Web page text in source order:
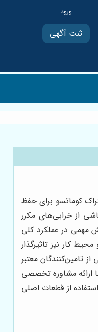
ثبت آگهی
کوماتسو برای حفظ
از خرابی‌های مکرر
مهمی در عملکرد کلی
کار نیز تاثیرگذار
تامین‌کنندگان معتبر
ارائه مشاوره تخصصی
از قطعات اصلی